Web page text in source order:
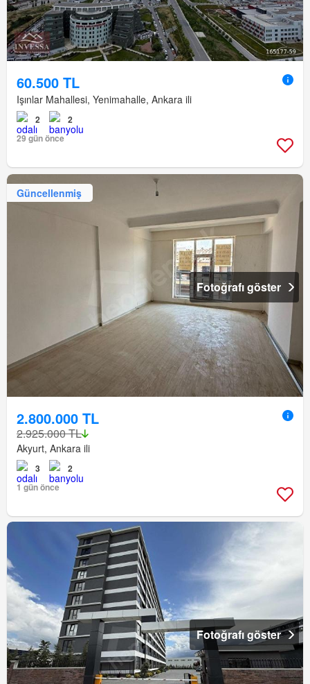
60.500 TL
Işınlar Mahallesi, Yenimahalle, Ankara ili
2
2
29 gün önce
Güncellenmiş
Fotoğrafı göster
2.800.000 TL
2.925.000 TL
Akyurt, Ankara ili
3
2
1 gün önce
Fotoğrafı göster